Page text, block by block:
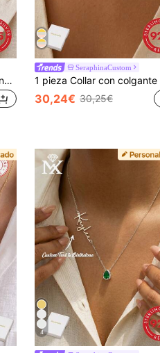
Collar de corazón con doble nombre en inglés personalizado de plata de ley 925, vintage, casual, lindo, minimalista, personalizable, único, regalo ideal para novia, madre, familia, amigos, adecuado para aniversario, cumpleaños, uso diario, baile de graduación, Día de la Madre, San Valentín, graduación, boda, fiesta, disponible en negro, plata, oro, de moda, colorido, retro, minimalista, unisex, casual
SeraphinaCustom
30,24€ 30,25€
4